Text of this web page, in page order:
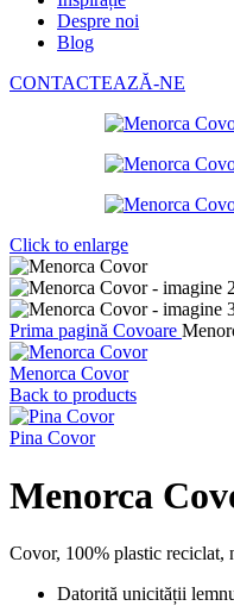
Despre noi
Blog
CONTACTEAZĂ-NE
Click to enlarge
Prima pagină Covoare
Menorca Covor
Back to products
Pina Covor
Menorca
Covor, 100% plastic reciclat,
Datorită unicității